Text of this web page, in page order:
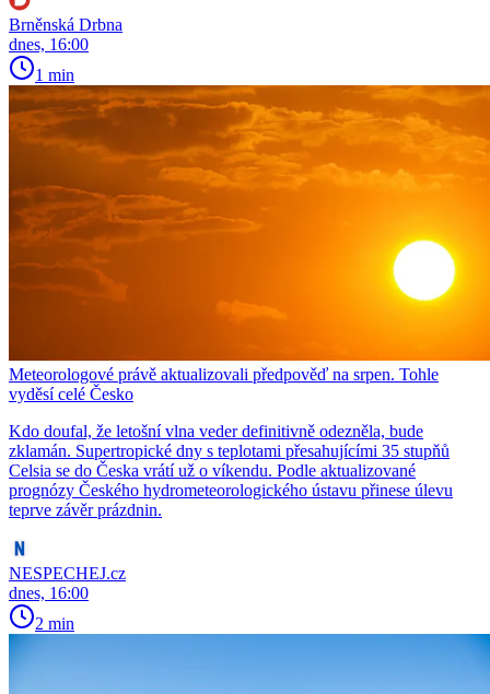
Brněnská Drbna
dnes, 16:00
1 min
Meteorologové právě aktualizovali předpověď na srpen. Tohle
vyděsí celé Česko
Kdo doufal, že letošní vlna veder definitivně odezněla, bude
zklamán. Supertropické dny s teplotami přesahujícími 35 stupňů
Celsia se do Česka vrátí už o víkendu. Podle aktualizované
prognózy Českého hydrometeorologického ústavu přinese úlevu
teprve závěr prázdnin.
NESPECHEJ.cz
dnes, 16:00
2 min